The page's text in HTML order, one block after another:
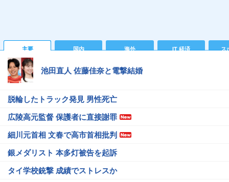
主要 国内 海外 IT 経済 ス
池田直人 佐藤佳奈と電撃結婚
脱輪したトラック発見 男性死亡
広陵高元監督 保護者に直接謝罪
細川元首相 文春で高市首相批判
銀メダリスト 本多灯被告を起訴
タイ学校銃撃 成績でストレスか